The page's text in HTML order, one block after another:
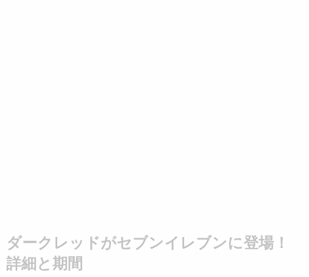
ダークレッドがセブンイレブンに登場！
詳細と期間